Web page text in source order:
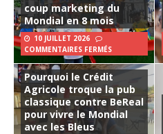
coup marketing du
Mondial en 8 mois
10 JUILLET 2026
COMMENTAIRES FERMÉS
Pourquoi le Crédit
Agricole troque la pub
classique contre BeReal
pour vivre le Mondial
avec les Bleus